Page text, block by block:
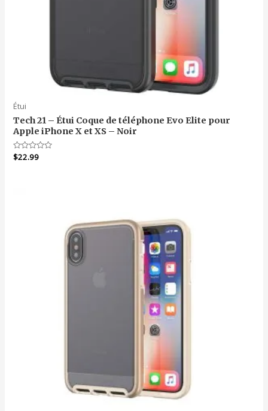
Étui
Tech 21 – Étui Coque de téléphone Evo Elite pour
Apple iPhone X et XS – Noir
Note
0
$22.99